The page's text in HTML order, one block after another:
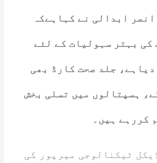
ابدالی نے کہاہےکہ
کی بہتر سہولیات کے لئے
جلد صحت کارڈ بھی
ہسپتالوں میں تسلی بخش
کررہے ہیں۔
ٹیکنالوجی میرپور کی